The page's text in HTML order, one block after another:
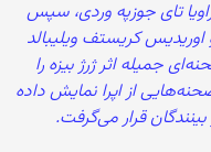
تای جوزپه وردی، سپس
اوریدیس کریستف ویلیبالد
جمیله اثر ژرژ بیزه را
از اپرا نمایش داده
قرار می‌گرفت.